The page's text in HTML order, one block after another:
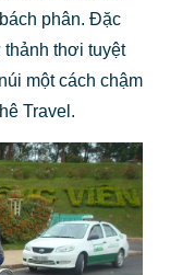
phân. Đặc
thơi tuyệt
một cách chậm
Travel.